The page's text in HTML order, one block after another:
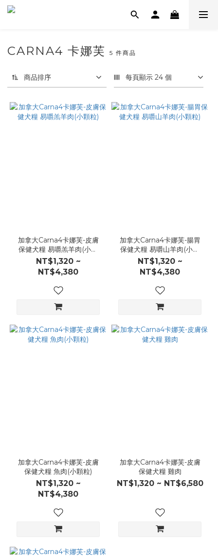
CARNA4 卡娜芙 5 件商品
商品排序 每頁顯示 24 個
加拿大Carna4卡娜芙-皮膚
保健犬糧 易嚼羔羊肉(小顆
粒)
NT$1,320 ~
NT$4,380
加拿大Carna4卡娜芙-腸胃
保健犬糧 易嚼山羊肉(小顆
粒)
NT$1,320 ~
NT$4,380
加拿大Carna4卡娜芙-皮膚
保健犬糧 魚肉(小顆粒)
NT$1,320 ~
NT$4,380
加拿大Carna4卡娜芙-皮膚
保健犬糧 雞肉
NT$1,320 ~ NT$6,580